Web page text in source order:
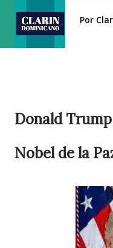
Por
Donald
Nobel de la